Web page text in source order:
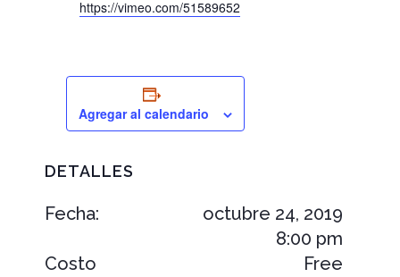
https://vimeo.com/51589652
Agregar al calendario
DETALLES
Fecha:
octubre 24, 2019
8:00 pm
Costo
Free